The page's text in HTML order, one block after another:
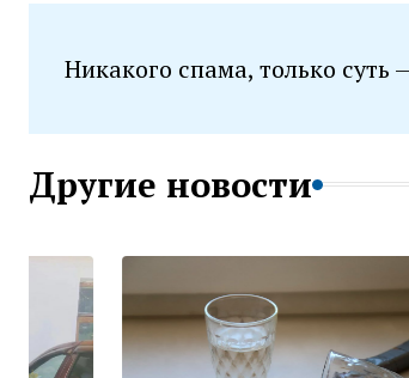
Никакого спама, только суть
Другие новости